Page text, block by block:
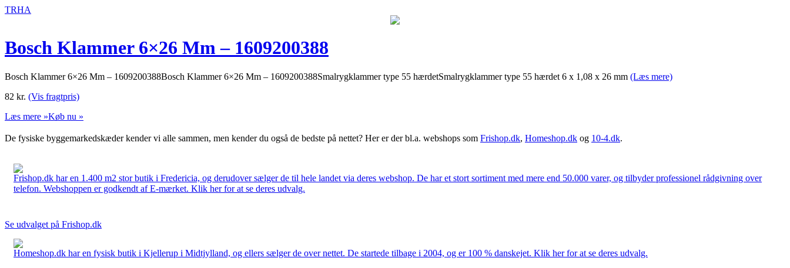
TRHA
Bosch Klammer 6×26 Mm – 1609200388
Bosch Klammer 6×26 Mm – 1609200388Bosch Klammer 6×26 Mm – 1609200388Smalrygklammer type 55 hærdetSmalrygklammer type 55 hærdet 6 x 1,08 x 26 mm (Læs mere)
82 kr. (Vis fragtpris)
Læs mere »Køb nu »
De fysiske byggemarkedskæder kender vi alle sammen, men kender du også de bedste på nettet? Her er der bl.a. webshops som Frishop.dk, Homeshop.dk og 10-4.dk.
Frishop.dk har en 1.400 m2 stor butik i Fredericia, og derudover sælger de til hele landet via deres webshop. De har et stort sortiment med mere end 50.000 varer, og tilbyder professionel rådgivning over
telefon. Webshoppen er godkendt af E-mærket. Klik her for at se deres udvalg.
Se udvalget på Frishop.dk
Homeshop.dk har en fysisk butik i Kjellerup i Midtjylland, og ellers sælger de over nettet. De startede tilbage i 2004, og er 100 % danskejet. Klik her for at se deres udvalg.